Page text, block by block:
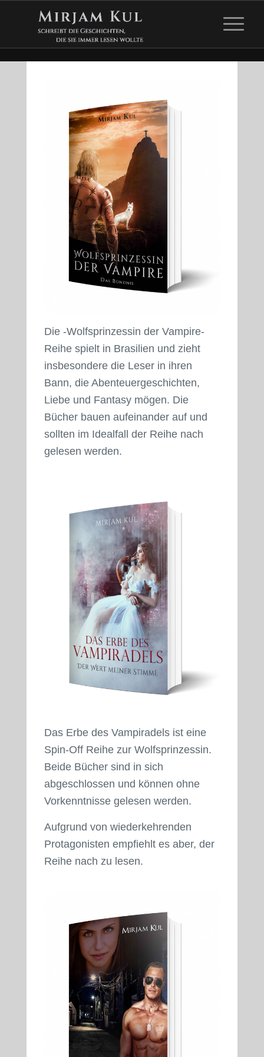
Die -Wolfsprinzessin der Vampire-
Reihe spielt in Brasilien und zieht
insbesondere die Leser in ihren
Bann, die Abenteuergeschichten,
Liebe und Fantasy mögen. Die
Bücher bauen aufeinander auf und
sollten im Idealfall der Reihe nach
gelesen werden.
Das Erbe des Vampiradels ist eine
Spin-Off Reihe zur Wolfsprinzessin.
Beide Bücher sind in sich
abgeschlossen und können ohne
Vorkenntnisse gelesen werden.
Aufgrund von wiederkehrenden
Protagonisten empfiehlt es aber, der
Reihe nach zu lesen.